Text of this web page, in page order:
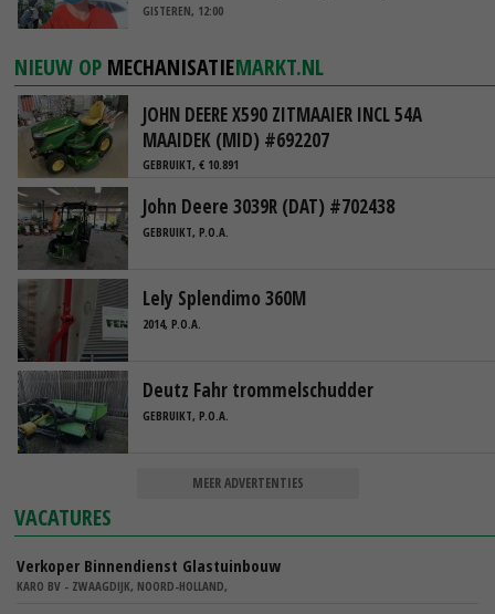
GISTEREN, 12:00
NIEUW OP MECHANISATIEMARKT.NL
JOHN DEERE X590 ZITMAAIER INCL 54A
MAAIDEK (MID) #692207
GEBRUIKT, € 10.891
John Deere 3039R (DAT) #702438
GEBRUIKT, P.O.A.
Lely Splendimo 360M
2014, P.O.A.
Deutz Fahr trommelschudder
GEBRUIKT, P.O.A.
MEER ADVERTENTIES
VACATURES
Verkoper Binnendienst Glastuinbouw
KARO BV - ZWAAGDIJK, NOORD-HOLLAND,